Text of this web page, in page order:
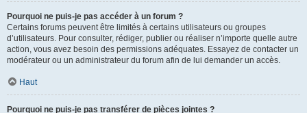
Pourquoi ne puis-je pas accéder à un forum ?
Certains forums peuvent être limités à certains utilisateurs ou groupes
d’utilisateurs. Pour consulter, rédiger, publier ou réaliser n’importe quelle autre
action, vous avez besoin des permissions adéquates. Essayez de contacter un
modérateur ou un administrateur du forum afin de lui demander un accès.
Haut
Pourquoi ne puis-je pas transférer de pièces jointes ?